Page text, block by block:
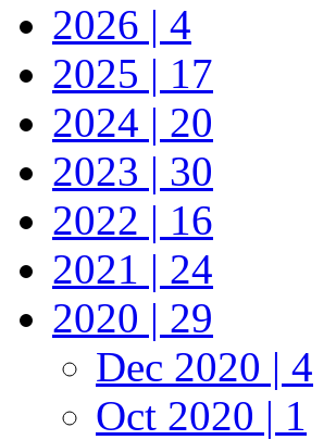
2026 | 4
2025 | 17
2024 | 20
2023 | 30
2022 | 16
2021 | 24
2020 | 29
Dec 2020 | 4
Oct 2020 | 1